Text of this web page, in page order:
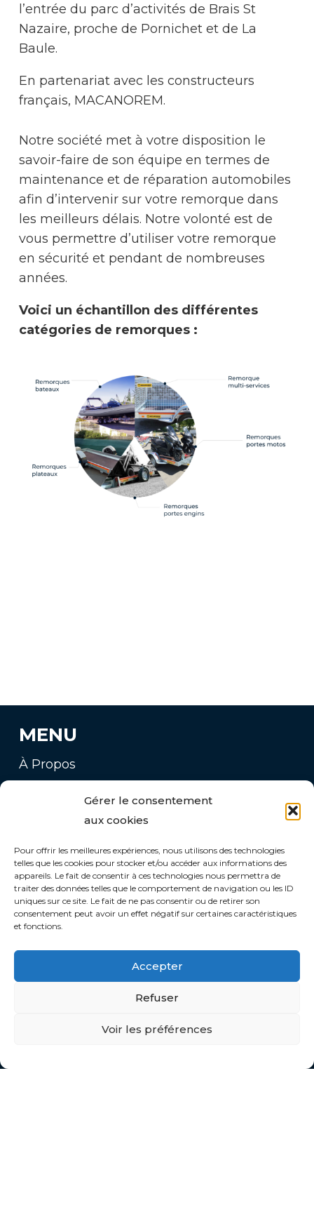
Gérer le consentement
aux cookies
Pour offrir les meilleures expériences, nous utilisons des technologies
telles que les cookies pour stocker et/ou accéder aux informations des
appareils. Le fait de consentir à ces technologies nous permettra de
traiter des données telles que le comportement de navigation ou les ID
uniques sur ce site. Le fait de ne pas consentir ou de retirer son
consentement peut avoir un effet négatif sur certaines caractéristiques
et fonctions.
Accepter
Refuser
Voir les préférences
l’entrée du parc d’activités de Brais St
Nazaire, proche de Pornichet et de La
Baule.
En partenariat avec les constructeurs
français, MACANOREM.
Notre société met à votre disposition le
savoir-faire de son équipe en termes de
maintenance et de réparation automobiles
afin d’intervenir sur votre remorque dans
les meilleurs délais. Notre volonté est de
vous permettre d’utiliser votre remorque
en sécurité et pendant de nombreuses
années.
Voici un échantillon des différentes
catégories de remorques :
MENU
À Propos
Vos Besoins
Location
Catalogue
Blog
Contact
ADRESSE
02 40 61 61 60